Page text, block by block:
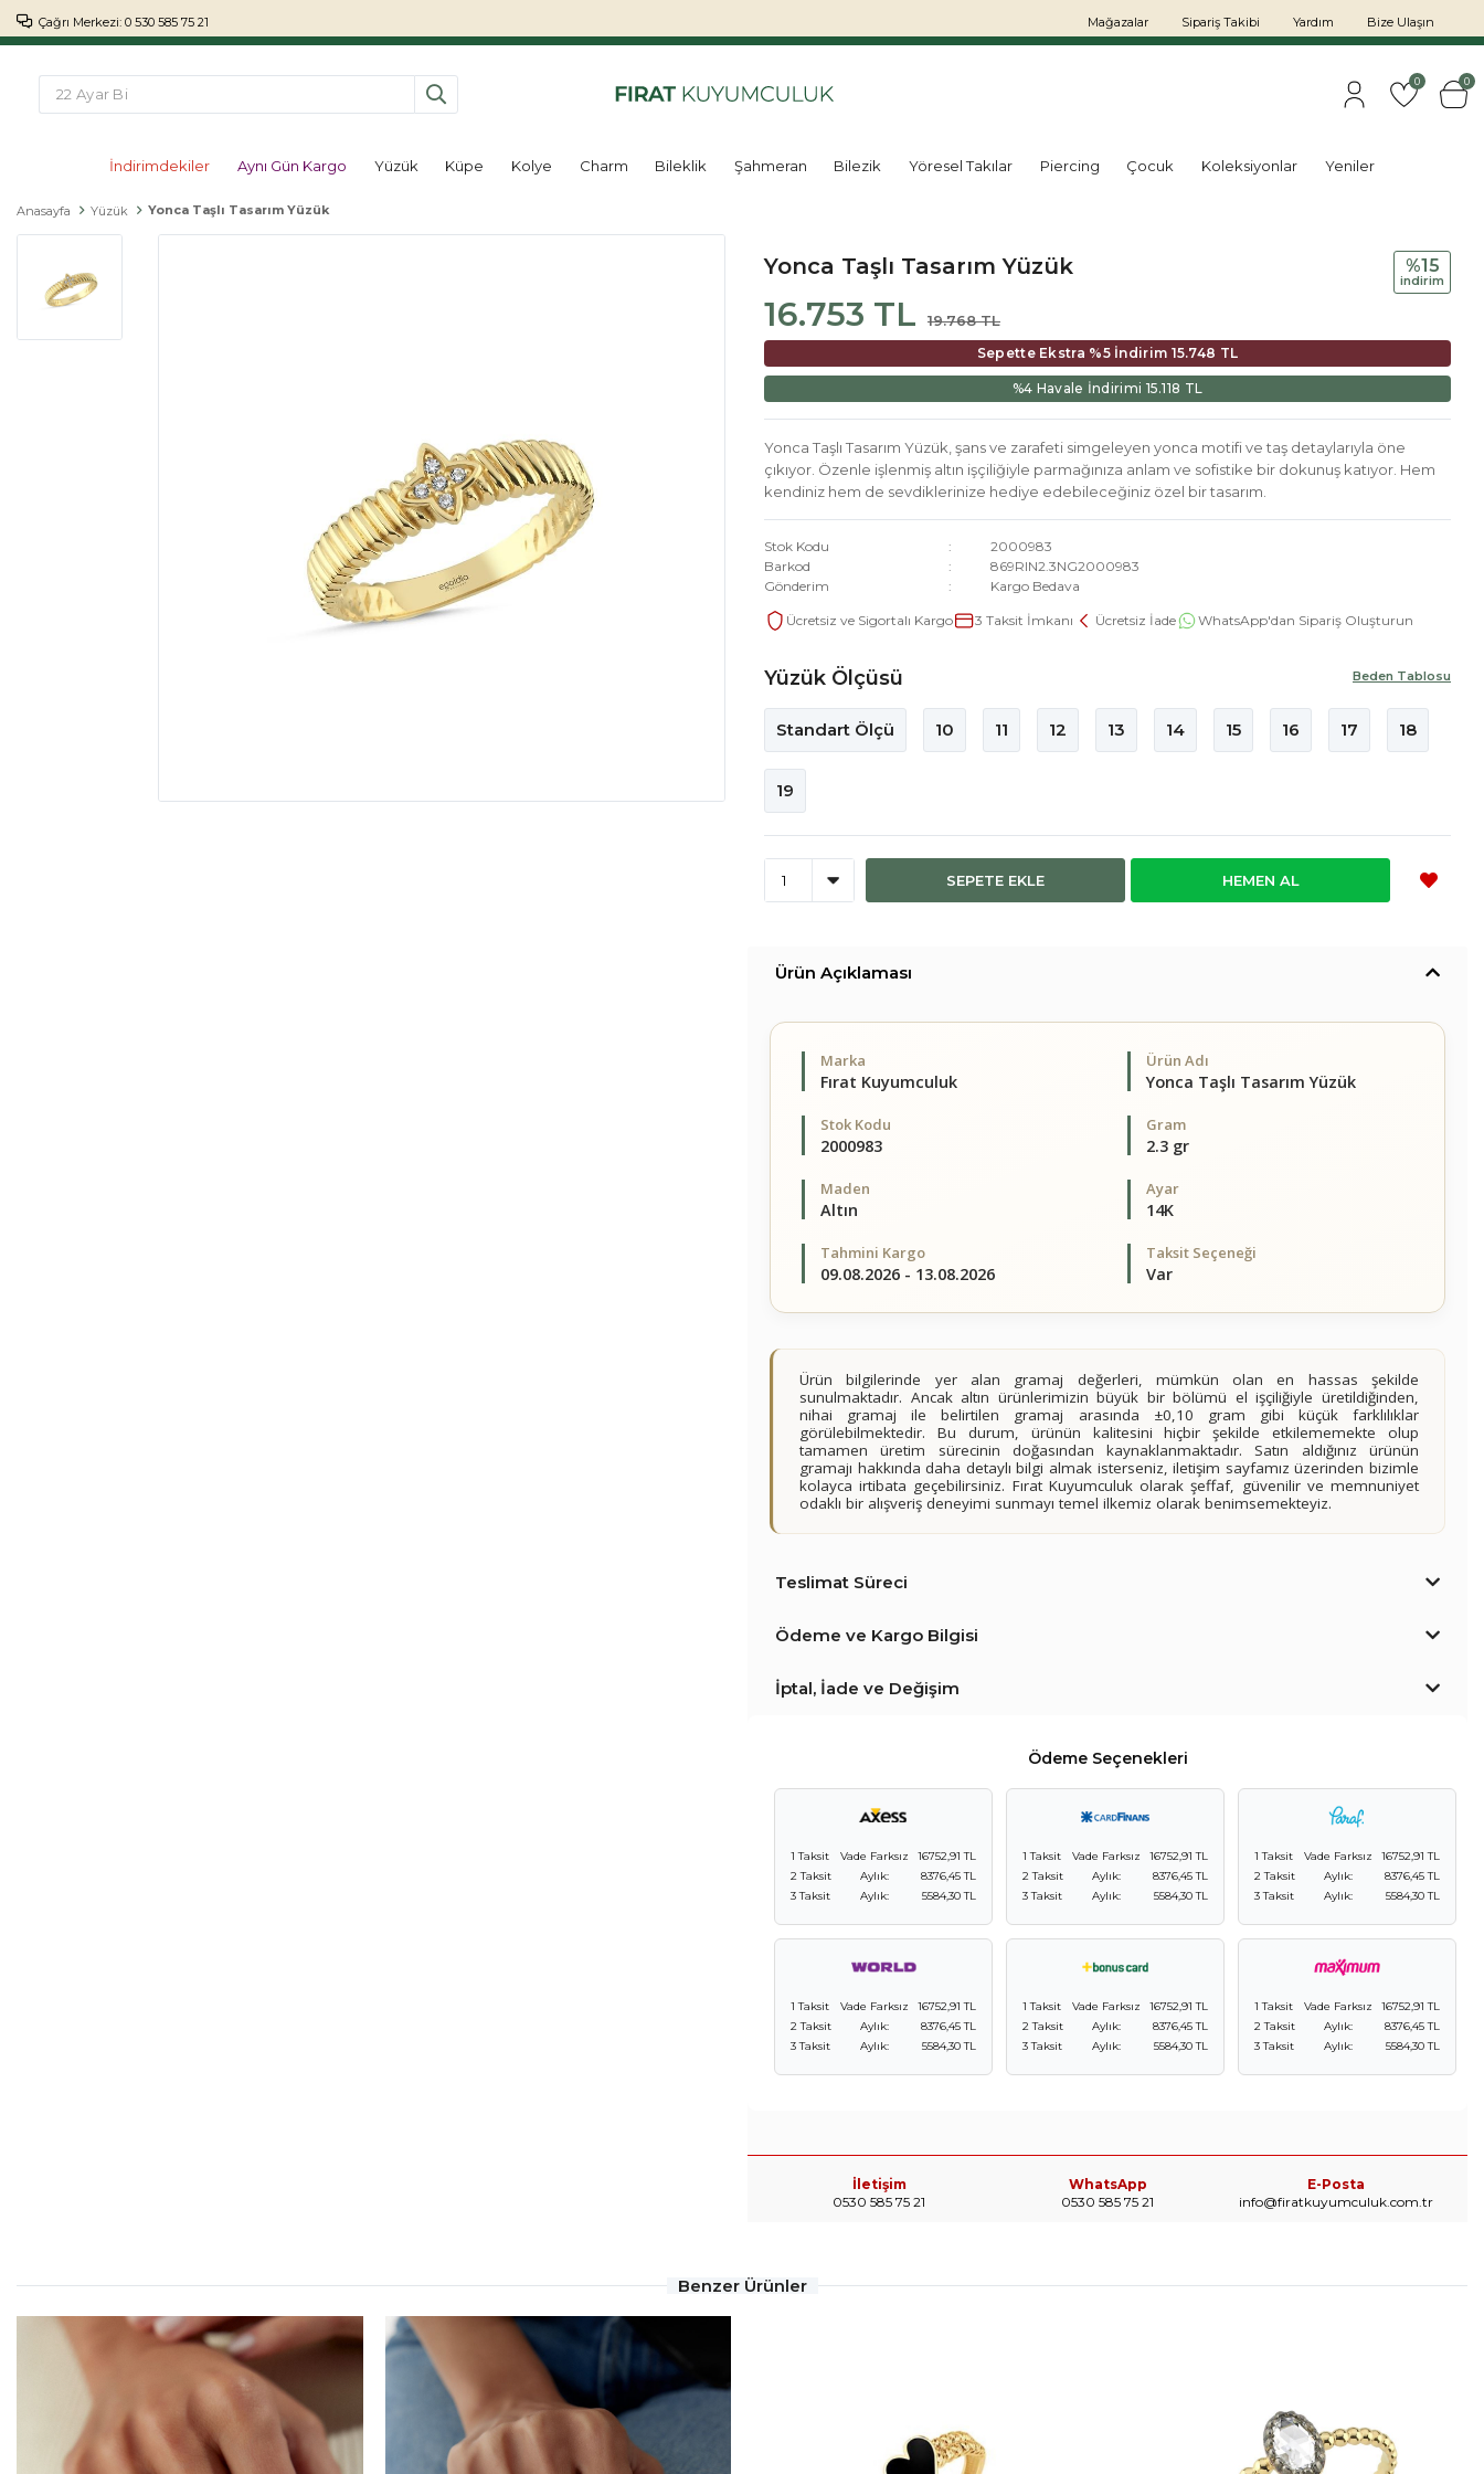
Çağrı Merkezi: 0 530 585 75 21 Mağazalar Sipariş Takibi Yardım Bize Ulaşın
0 0
İndirimdekiler Aynı Gün Kargo Yüzük Küpe Kolye Charm Bileklik Şahmeran Bilezik Yöresel Takılar Piercing Çocuk Koleksiyonlar Yeniler
Anasayfa Yüzük Yonca Taşlı Tasarım Yüzük
Yonca Taşlı Tasarım Yüzük
16.753 TL 19.768 TL
%15
i̇ndi̇ri̇m
Sepette Ekstra %5 İndirim 15.748 TL
%4 Havale İndirimi 15.118 TL
Yonca Taşlı Tasarım Yüzük, şans ve zarafeti simgeleyen yonca motifi ve taş detaylarıyla öne
çıkıyor. Özenle işlenmiş altın işçiliğiyle parmağınıza anlam ve sofistike bir dokunuş katıyor. Hem
kendiniz hem de sevdiklerinize hediye edebileceğiniz özel bir tasarım.
Stok Kodu
2000983
Barkod
869RIN2.3NG2000983
Gönderim
Kargo Bedava
Ücretsiz ve Sigortalı Kargo 3 Taksit İmkanı Ücretsiz İade WhatsApp'dan Sipariş Oluşturun
Beden Tablosu
Yüzük Ölçüsü
Standart Ölçü 10 11 12 13 14 15 16 17 18
19
SEPETE EKLE HEMEN AL
Ürün Açıklaması
Marka
Fırat Kuyumculuk
Ürün Adı
Yonca Taşlı Tasarım Yüzük
Stok Kodu
2000983
Gram
2.3 gr
Maden
Altın
Ayar
14K
Tahmini Kargo
09.08.2026 - 13.08.2026
Taksit Seçeneği
Var
Ürün bilgilerinde yer alan gramaj değerleri, mümkün olan en hassas şekilde
sunulmaktadır. Ancak altın ürünlerimizin büyük bir bölümü el işçiliğiyle üretildiğinden,
nihai gramaj ile belirtilen gramaj arasında ±0,10 gram gibi küçük farklılıklar
görülebilmektedir. Bu durum, ürünün kalitesini hiçbir şekilde etkilememekte olup
tamamen üretim sürecinin doğasından kaynaklanmaktadır. Satın aldığınız ürünün
gramajı hakkında daha detaylı bilgi almak isterseniz, iletişim sayfamız üzerinden bizimle
kolayca irtibata geçebilirsiniz. Fırat Kuyumculuk olarak şeffaf, güvenilir ve memnuniyet
odaklı bir alışveriş deneyimi sunmayı temel ilkemiz olarak benimsemekteyiz.
Teslimat Süreci
Ödeme ve Kargo Bilgisi
İptal, İade ve Değişim
Ödeme Seçenekleri
1 Taksit Vade Farksız
16752,91 TL
2 Taksit
Aylık:
8376,45 TL
3 Taksit
Aylık: 5584,30 TL
1 Taksit Vade Farksız
16752,91 TL
2 Taksit
Aylık:
8376,45 TL
3 Taksit
Aylık: 5584,30 TL
1 Taksit Vade Farksız
16752,91 TL
2 Taksit
Aylık:
8376,45 TL
3 Taksit
Aylık: 5584,30 TL
1 Taksit Vade Farksız
16752,91 TL
2 Taksit
Aylık:
8376,45 TL
3 Taksit
Aylık: 5584,30 TL
1 Taksit Vade Farksız
16752,91 TL
2 Taksit
Aylık:
8376,45 TL
3 Taksit
Aylık: 5584,30 TL
1 Taksit Vade Farksız
16752,91 TL
2 Taksit
Aylık:
8376,45 TL
3 Taksit
Aylık: 5584,30 TL
İletişim
0530 585 75 21
WhatsApp
0530 585 75 21
E-Posta
info@firatkuyumculuk.com.tr
Benzer Ürünler